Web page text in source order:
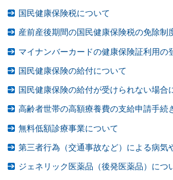
国民健康保険税について
産前産後期間の国民健康保険税の免除制
マイナンバーカードの健康保険証利用の
国民健康保険の給付について
国民健康保険の給付が受けられない場合
高齢者世帯の高額療養費の支給申請手続
無料低額診療事業について
第三者行為（交通事故など）による病気
ジェネリック医薬品（後発医薬品）につ